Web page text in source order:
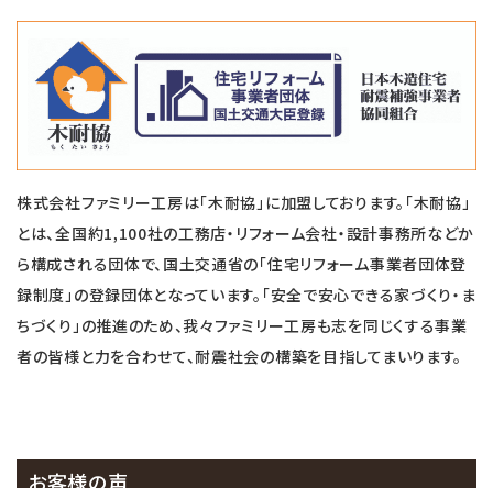
株式会社ファミリー工房は「木耐協」に加盟しております。「木耐協」
とは、全国約1,100社の工務店・リフォーム会社・設計事務所などか
ら構成される団体で、国土交通省の「住宅リフォーム事業者団体登
録制度」の登録団体となっています。「安全で安心できる家づくり・ま
ちづくり」の推進のため、我々ファミリー工房も志を同じくする事業
者の皆様と力を合わせて、耐震社会の構築を目指してまいります。
お客様の声